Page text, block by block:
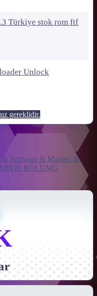
Türkiye stok rom ftf
Unlock
gereklidir.
& Software & Manuel &
BÖLÜMÜ